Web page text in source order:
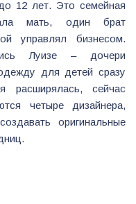
12 лет. Это семейная
мать, один брат
управлял бизнесом.
Луизе – дочери
для детей сразу
расширялась, сейчас
четыре дизайнера,
оригинальные